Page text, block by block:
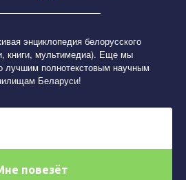
энциклопедия белорусского
книги, мультимедиа). Еще мы
лучшим полнотекстовым научным
Беларуси!